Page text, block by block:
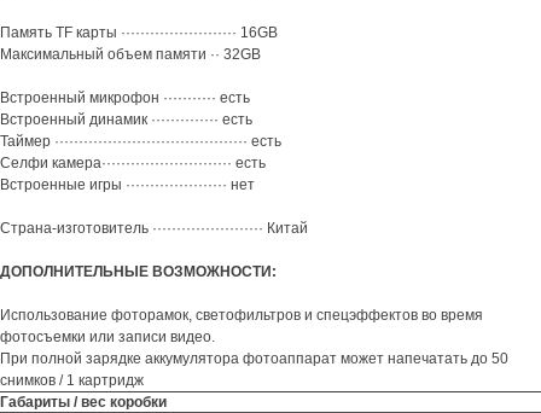
Память TF карты ························ 16GB
Максимальный объем памяти ·· 32GB
Встроенный микрофон ··········· есть
Встроенный динамик ·············· есть
Таймер ········································ есть
Селфи камера··························· есть
Встроенные игры ····················· нет
Страна-изготовитель ······················· Китай
ДОПОЛНИТЕЛЬНЫЕ ВОЗМОЖНОСТИ:
Использование фоторамок, светофильтров и спецэффектов во время
фотосъемки или записи видео.
При полной зарядке аккумулятора фотоаппарат может напечатать до 50
снимков / 1 картридж
Габариты / вес коробки